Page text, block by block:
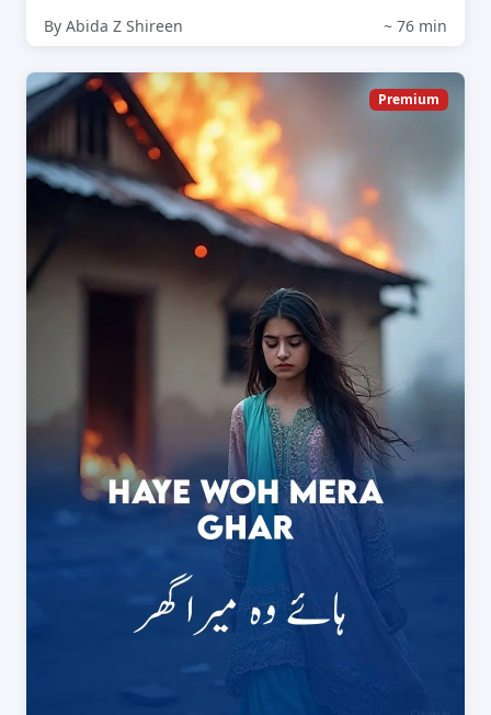
By Abida Z Shireen ~ 76 min
Premium